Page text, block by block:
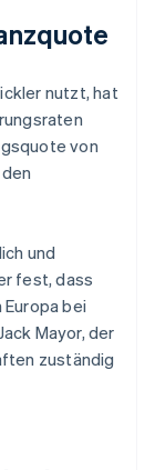
nutzt, hat
von
und
fest, dass
bei
Mayor, der
zuständig